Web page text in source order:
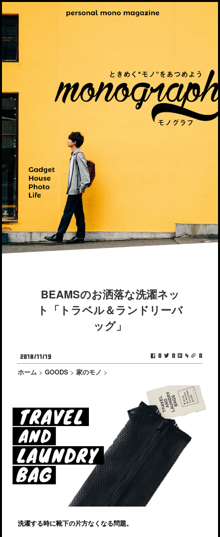
BEAMSのお洒落な洗濯ネッ
ト「トラベル＆ランドリーバ
ッグ」
0 0 4 0
2018/11/19
ホーム > GOODS > 家のモノ >
洗濯する時に靴下の片方なくなる問題。